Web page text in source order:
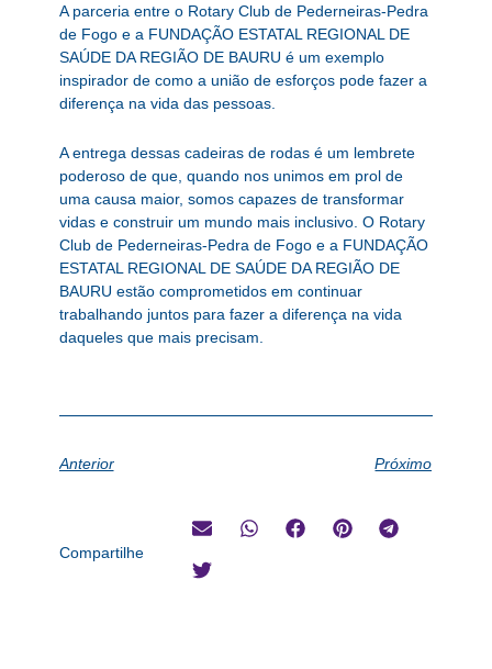
A parceria entre o Rotary Club de Pederneiras-Pedra
de Fogo e a FUNDAÇÃO ESTATAL REGIONAL DE
SAÚDE DA REGIÃO DE BAURU é um exemplo
inspirador de como a união de esforços pode fazer a
diferença na vida das pessoas.
A entrega dessas cadeiras de rodas é um lembrete
poderoso de que, quando nos unimos em prol de
uma causa maior, somos capazes de transformar
vidas e construir um mundo mais inclusivo. O Rotary
Club de Pederneiras-Pedra de Fogo e a FUNDAÇÃO
ESTATAL REGIONAL DE SAÚDE DA REGIÃO DE
BAURU estão comprometidos em continuar
trabalhando juntos para fazer a diferença na vida
daqueles que mais precisam.
Anterior Próximo
Compartilhe